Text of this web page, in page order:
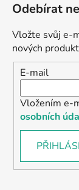
Odebírat
Vložte svůj e-
nových
E-mail
Vložením e-
osobních